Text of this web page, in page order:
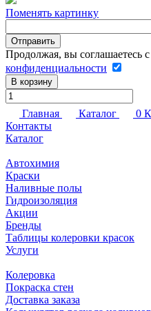
Поменять картинку
Продолжая, вы соглашаетесь с
конфиденциальности
В корзину
Главная Каталог 0
Контакты
Каталог
Автохимия
Краски
Наливные полы
Гидроизоляция
Акции
Бренды
Таблицы колеровки красок
Услуги
Колеровка
Покраска стен
Доставка заказа